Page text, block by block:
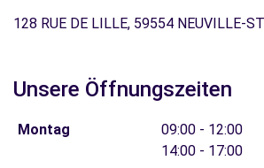
128 RUE DE LILLE, 59554 NEUVILLE-
Unsere Öffnungszeiten
Montag
09:00 - 12:00
14:00 - 17:00